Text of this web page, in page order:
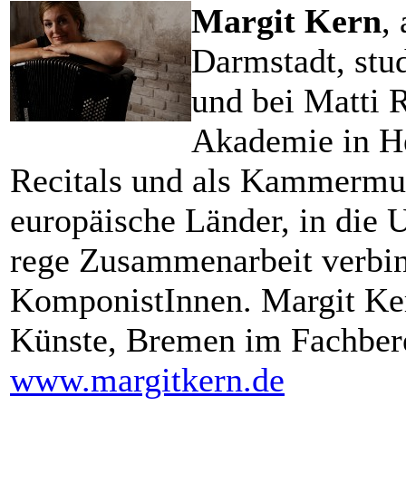
Margit Kern,
Darmstadt,
und bei Matti
Akademie in
Recitals und als
europäische Länder, in die
rege Zusammenarbeit
KomponistInnen. Margit
Künste, Bremen im
www.margitkern.de